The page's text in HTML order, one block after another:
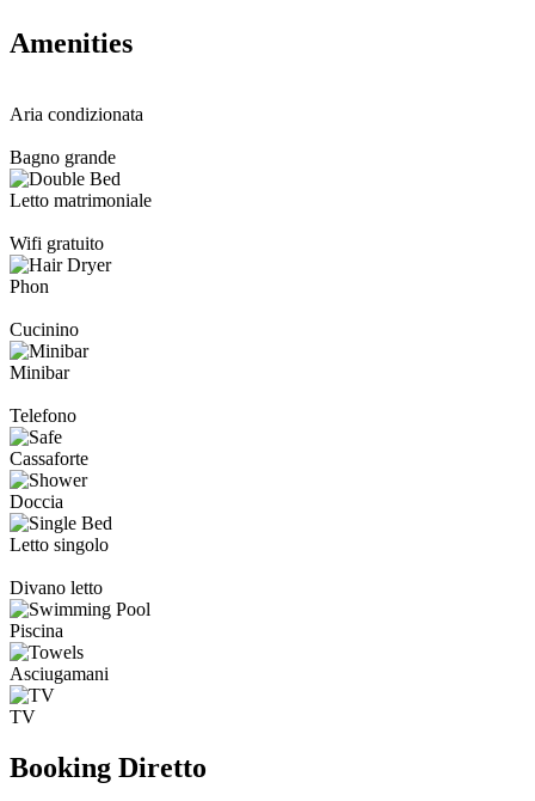
Amenities
Aria condizionata
Bagno grande
Letto matrimoniale
Wifi gratuito
Phon
Cucinino
Minibar
Telefono
Cassaforte
Doccia
Letto singolo
Divano letto
Piscina
Asciugamani
TV
Booking Diretto